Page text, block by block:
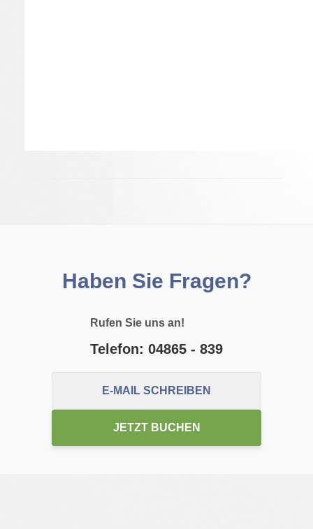
Haben Sie Fragen?
Rufen Sie uns an!
Telefon: 04865 - 839
E-MAIL SCHREIBEN
JETZT BUCHEN